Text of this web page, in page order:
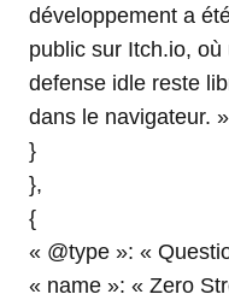
développement a
public sur Itch.io,
defense idle reste
dans le navigateur. »
}
},
{
« @type »: «
« name »: « Zero